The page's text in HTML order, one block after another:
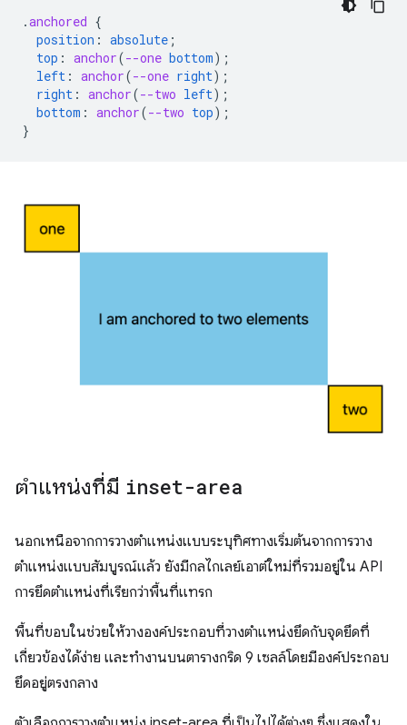
.anchored {
position : absolute ;
top : anchor(--one bottom);
left : anchor(--one right);
right : anchor(--two left);
bottom : anchor(--two top);
}
ตำแหน่งที่มี inset-area
นอกเหนือจากการวางตำแหน่งแบบระบุทิศทางเริ่มต้นจากการวาง
ตำแหน่งแบบสัมบูรณ์แล้ว ยังมีกลไกเลย์เอาต์ใหม่ที่รวมอยู่ใน API
การยึดตำแหน่งที่เรียกว่าพื้นที่แทรก
พื้นที่ขอบในช่วยให้วางองค์ประกอบที่วางตำแหน่งยึดกับจุดยึดที่
เกี่ยวข้องได้ง่าย และทำงานบนตารางกริด 9 เซลล์โดยมีองค์ประกอบ
ยึดอยู่ตรงกลาง